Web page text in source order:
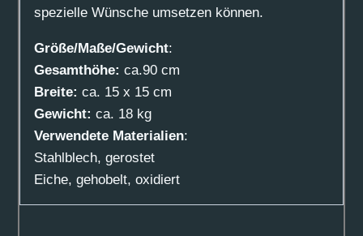
spezielle Wünsche umsetzen können.
Größe/Maße/Gewicht:
Gesamthöhe: ca.90 cm
Breite: ca. 15 x 15 cm
Gewicht: ca. 18 kg
Verwendete Materialien:
Stahlblech, gerostet
Eiche, gehobelt, oxidiert